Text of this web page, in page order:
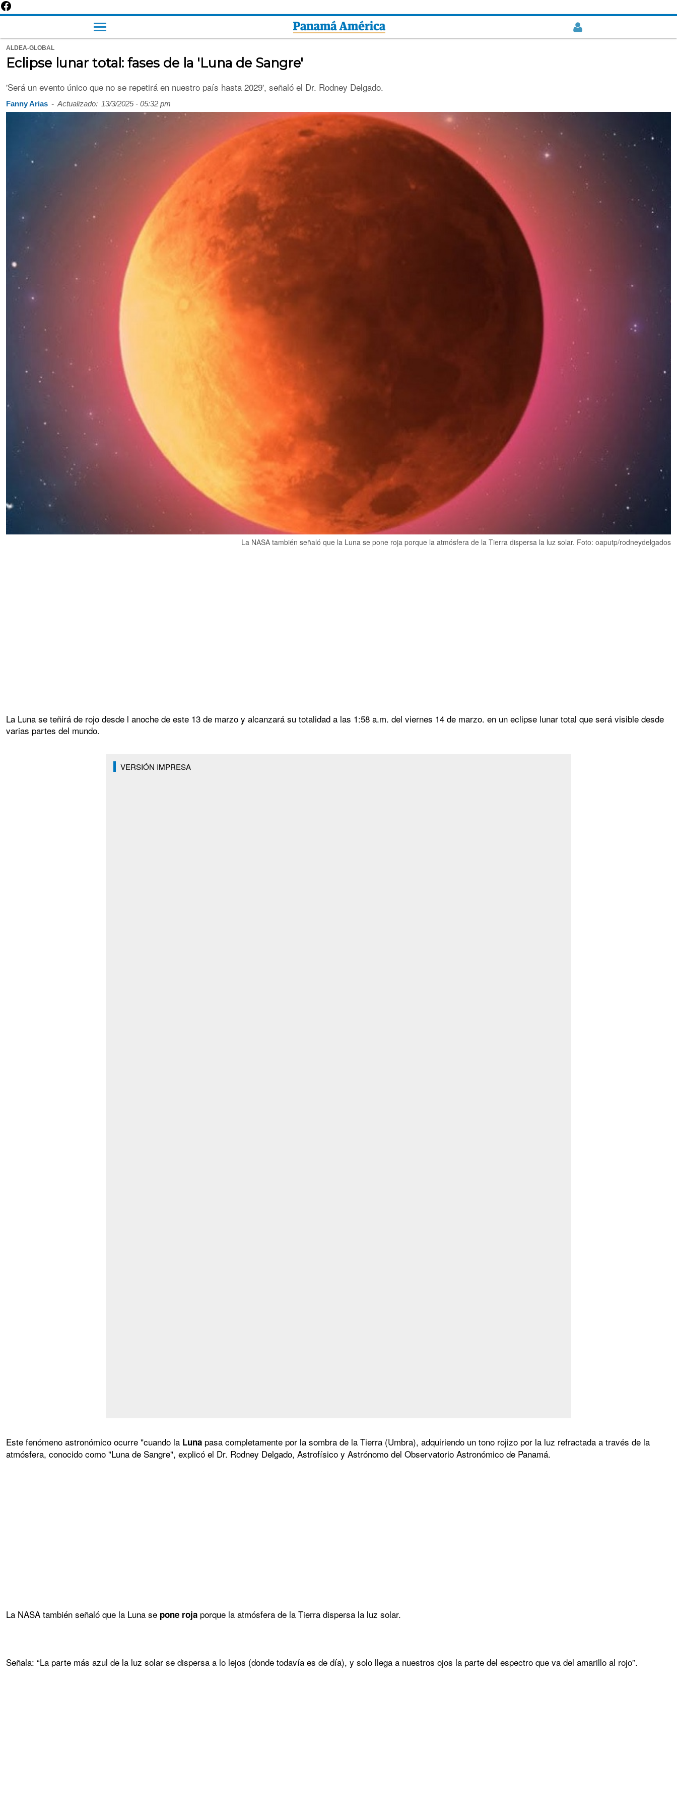
ALDEA-GLOBAL
Eclipse lunar total: fases de la 'Luna de Sangre'
'Será un evento único que no se repetirá en nuestro país hasta 2029', señaló el Dr. Rodney Delgado.
Fanny Arias - Actualizado: 13/3/2025 - 05:32 pm
La NASA también señaló que la Luna se pone roja porque la atmósfera de la Tierra dispersa la luz solar. Foto: oaputp/rodneydelgados
La Luna se teñirá de rojo desde l anoche de este 13 de marzo y alcanzará su totalidad a las 1:58 a.m. del viernes 14 de marzo. en un eclipse lunar total que será visible desde
varias partes del mundo.
VERSIÓN IMPRESA
Este fenómeno astronómico ocurre "cuando la Luna pasa completamente por la sombra de la Tierra (Umbra), adquiriendo un tono rojizo por la luz refractada a través de la
atmósfera, conocido como "Luna de Sangre", explicó el Dr. Rodney Delgado, Astrofísico y Astrónomo del Observatorio Astronómico de Panamá.
La NASA también señaló que la Luna se pone roja porque la atmósfera de la Tierra dispersa la luz solar.
Señala: “La parte más azul de la luz solar se dispersa a lo lejos (donde todavía es de día), y solo llega a nuestros ojos la parte del espectro que va del amarillo al rojo”.